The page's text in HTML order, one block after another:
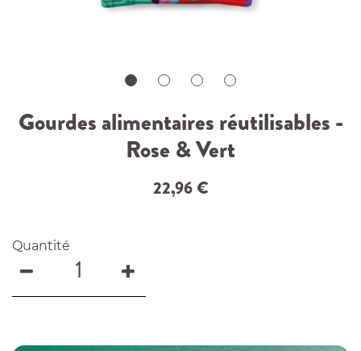
Gourdes alimentaires réutilisables -
Rose & Vert
22,96€
Quantité